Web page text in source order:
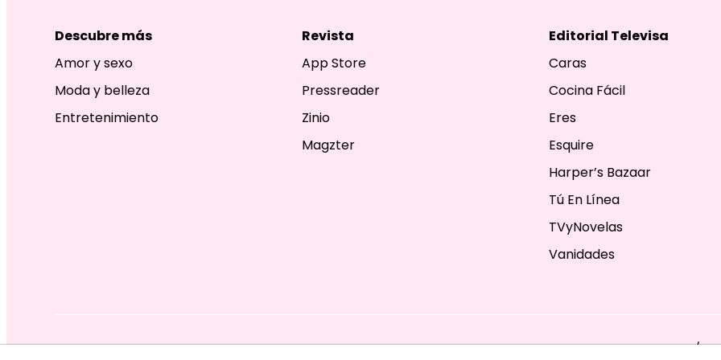
Descubre más
Amor y sexo
Moda y belleza
Entretenimiento
Revista
App Store
Pressreader
Zinio
Magzter
Editorial Televisa
Caras
Cocina Fácil
Eres
Esquire
Harper’s Bazaar
Tú En Línea
TVyNovelas
Vanidades
EDITORIAL TELEVISA S.A. DE C.V. TODOS LOS DERECHOS RESERVADOS. TBG - EDITORIAL TELEVISA - LIFESTYLES - BEAUTY /